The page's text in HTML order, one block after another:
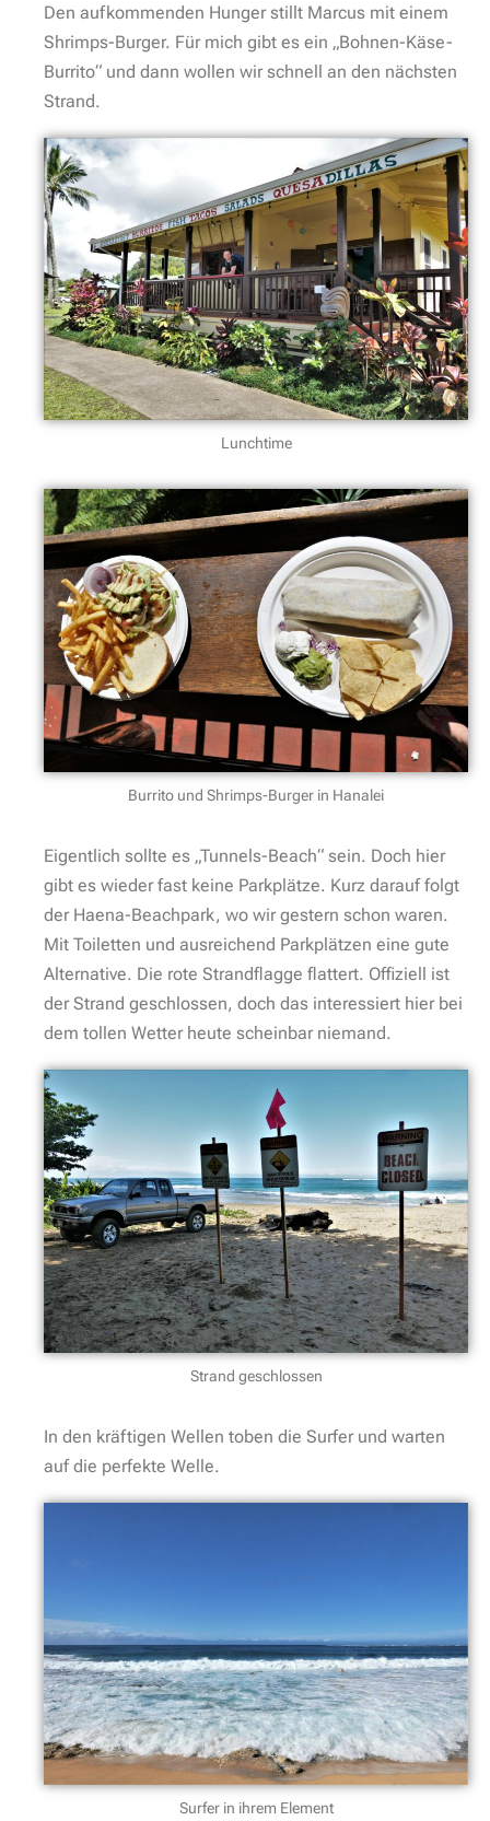
Den aufkommenden Hunger stillt Marcus mit einem
Shrimps-Burger. Für mich gibt es ein „Bohnen-Käse-
Burrito“ und dann wollen wir schnell an den nächsten
Strand.
Lunchtime
Burrito und Shrimps-Burger in Hanalei
Eigentlich sollte es „Tunnels-Beach“ sein. Doch hier
gibt es wieder fast keine Parkplätze. Kurz darauf folgt
der Haena-Beachpark, wo wir gestern schon waren.
Mit Toiletten und ausreichend Parkplätzen eine gute
Alternative. Die rote Strandflagge flattert. Offiziell ist
der Strand geschlossen, doch das interessiert hier bei
dem tollen Wetter heute scheinbar niemand.
Strand geschlossen
In den kräftigen Wellen toben die Surfer und warten
auf die perfekte Welle.
Surfer in ihrem Element